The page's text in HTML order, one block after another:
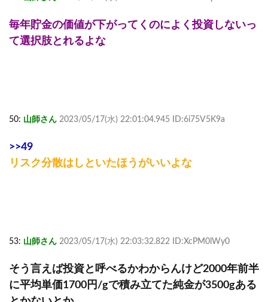
毎年貯金の価値が下がってくのによく投資しないっ
て選択肢とれるよな
50: 山師さん 2023/05/17(水) 22:01:04.945 ID:6i75V5K9a
>>49
リスク分散はしといたほうがいいよな
53: 山師さん 2023/05/17(水) 22:03:32.822 ID:XcPM0lWy0
そう言えば投資と呼べるかわからんけど2000年前半
に平均単価1700円/gで積み立てた純金が3500gある